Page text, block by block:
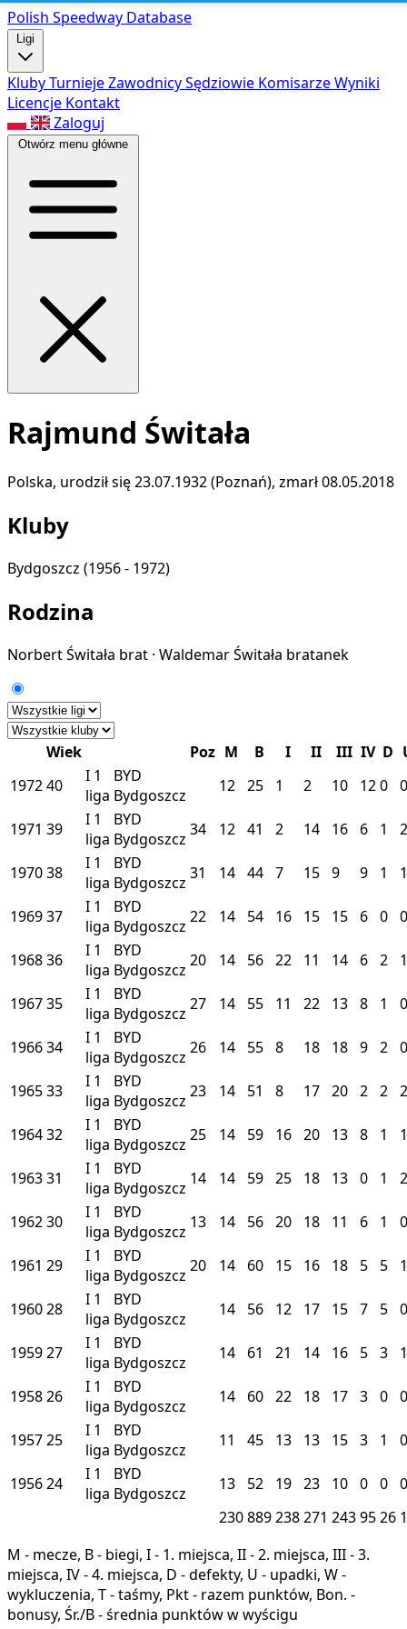
Polish Speedway Database
Ligi
KlubyTurniejeZawodnicySędziowie KomisarzeWyniki
Licencje Kontakt
Zaloguj
Otwórz menu główne
Rajmund Świtała
Polska, urodził się 23.07.1932 (Poznań), zmarł 08.05.2018
Kluby
Bydgoszcz (1956 - 1972)
Rodzina
Norbert Świtała brat · Waldemar Świtała bratanek
Wiek Poz M B I II III IV D
197240 I 1
liga
BYD
Bydgoszcz
12 25 1 2 10 120 0
1971 39 I 1
liga
BYD
Bydgoszcz 34 12 41 2 14 16 6 1 2
197038 I 1
liga
BYD
Bydgoszcz 31 14 44 7 15 9 9 1 1
196937 I 1
liga
BYD
Bydgoszcz 22 14 54 16 15 15 6 0 0
196836 I 1
liga
BYD
Bydgoszcz 20 14 56 22 11 14 6 2 1
196735 I 1
liga
BYD
Bydgoszcz 27 14 55 11 22 13 8 1 0
196634 I 1
liga
BYD
Bydgoszcz 26 14 55 8 18 18 9 2 0
196533 I 1
liga
BYD
Bydgoszcz 23 14 51 8 17 20 2 2 2
196432 I 1
liga
BYD
Bydgoszcz 25 14 59 16 20 13 8 1 1
196331 I 1
liga
BYD
Bydgoszcz 14 14 59 25 18 13 0 1 2
196230 I 1
liga
BYD
Bydgoszcz 13 14 56 20 18 11 6 1 0
1961 29 I 1
liga
BYD
Bydgoszcz 20 14 60 15 16 18 5 5 1
196028 I 1
liga
BYD
Bydgoszcz
14 56 12 17 15 7 5 0
195927 I 1
liga
BYD
Bydgoszcz
14 61 21 14 16 5 3 1
195826 I 1
liga
BYD
Bydgoszcz
14 60 22 18 17 3 0 0
195725 I 1
liga
BYD
Bydgoszcz
11 45 13 13 15 3 1 0
195624 I 1
liga
BYD
Bydgoszcz
13 52 19 23 10 0 0 0
230889238271 2439526
M - mecze, B - biegi, I - 1. miejsca, II - 2. miejsca, III - 3.
miejsca, IV - 4. miejsca, D - defekty, U - upadki, W -
wykluczenia, T - taśmy, Pkt - razem punktów, Bon. -
bonusy, Śr./B - średnia punktów w wyścigu